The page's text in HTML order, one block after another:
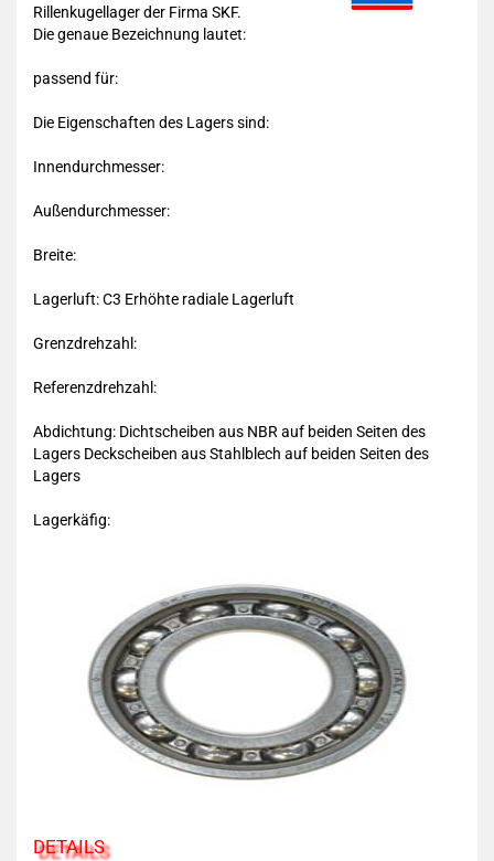
Rillenkugellager der Firma SKF.
Die genaue Bezeichnung lautet:
passend für:
Die Eigenschaften des Lagers sind:
Innendurchmesser:
Außendurchmesser:
Breite:
Lagerluft: C3 Erhöhte radiale Lagerluft
Grenzdrehzahl:
Referenzdrehzahl:
Abdichtung: Dichtscheiben aus NBR auf beiden Seiten des
Lagers Deckscheiben aus Stahlblech auf beiden Seiten des
Lagers
Lagerkäfig:
DETAILS